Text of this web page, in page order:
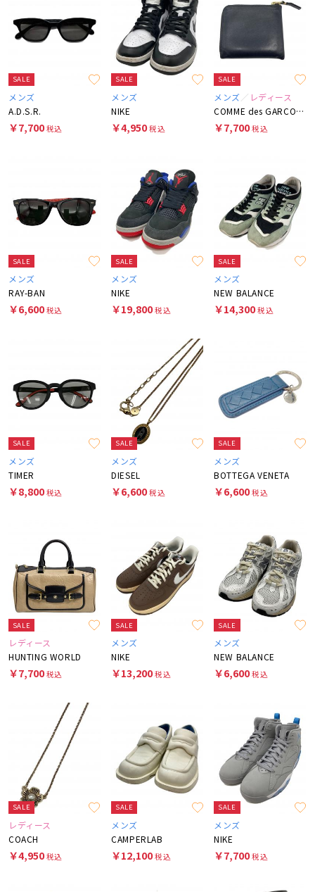
SALE
メンズ
A.D.S.R.
￥7,700税込
SALE
メンズ
NIKE
￥4,950税込
SALE
メンズ
レディース
COMME des GARCONS
￥7,700税込
SALE
メンズ
RAY-BAN
￥6,600税込
SALE
メンズ
NIKE
￥19,800税込
SALE
メンズ
NEW BALANCE
￥14,300税込
SALE
メンズ
TIMER
￥8,800税込
SALE
メンズ
DIESEL
￥6,600税込
SALE
メンズ
BOTTEGA VENETA
￥6,600税込
SALE
レディース
HUNTING WORLD
￥7,700税込
SALE
メンズ
NIKE
￥13,200税込
SALE
メンズ
NEW BALANCE
￥6,600税込
SALE
レディース
COACH
￥4,950税込
SALE
メンズ
CAMPERLAB
￥12,100税込
SALE
メンズ
NIKE
￥7,700税込